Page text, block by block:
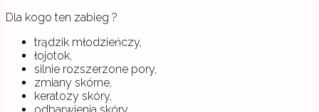
Dla kogo ten zabieg ?
trądzik młodzieńczy,
łojotok,
silnie rozszerzone pory,
zmiany skórne,
keratozy skóry,